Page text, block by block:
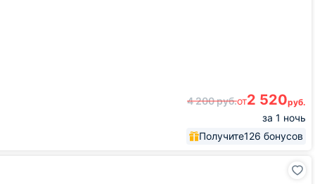
4 200руб.от2 520руб.
за 1 ночь
Получите126 бонусов